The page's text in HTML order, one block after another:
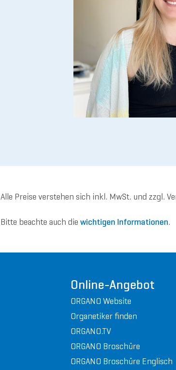
Alle Preise verstehen sich inkl. MwSt. und zzgl.
Bitte beachte auch die wichtigen Informationen.
Online-Angebot
ORGANO Website
Organetiker finden
ORGANO.TV
ORGANO Broschüre
ORGANO Broschüre Englisch